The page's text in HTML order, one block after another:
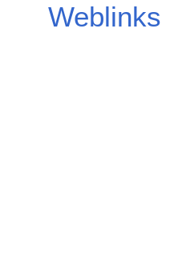
Weblinks